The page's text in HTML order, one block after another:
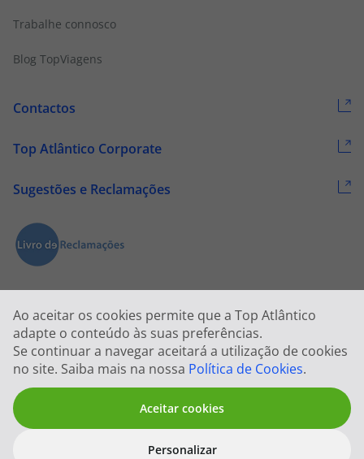
Ao aceitar os cookies permite que a Top Atlântico
adapte o conteúdo às suas preferências.
Se continuar a navegar aceitará a utilização de cookies
no site. Saiba mais na nossa Política de Cookies.
Aceitar cookies
Personalizar
Trabalhe connosco
Blog TopViagens
Contactos
Top Atlântico Corporate
Sugestões e Reclamações
2026 © Todos os direitos reservados:Top Atlântico, Viagens e Turismo